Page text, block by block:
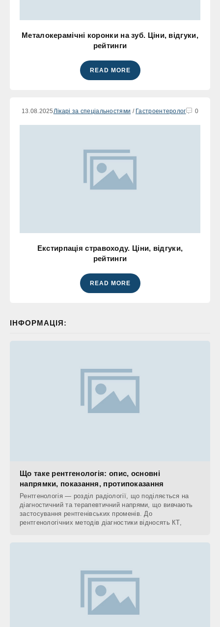
Металокерамічні коронки на зуб. Ціни, відгуки,
рейтинги
READ MORE
13.08.2025 Лікарі за спеціальностями / Гастроентеролог 0
Екстирпація стравоходу. Ціни, відгуки,
рейтинги
READ MORE
ІНФОРМАЦІЯ:
Що таке рентгенологія: опис, основні
напрямки, показання, протипоказання
Рентгенологія — розділ радіології, що поділяється на
діагностичний та терапевтичний напрями, що вивчають
застосування рентгенівських променів. До
рентгенологічних методів діагностики відносять КТ,